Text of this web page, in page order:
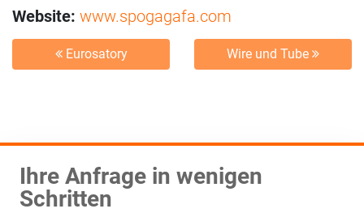
Website: www.spogagafa.com
Eurosatory Wire und Tube
Ihre Anfrage in wenigen
Schritten